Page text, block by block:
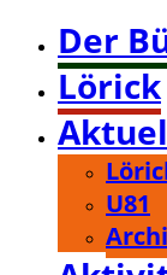
Der
Lörick
U81